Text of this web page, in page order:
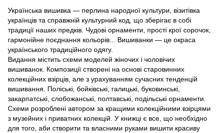
Українська вишивка — перлина народної культури, візитівка
українців та справжній культурний код, що зберігає в собі
традиції наших предків. Чудові орнаменти, прості крої сорочок,
гармонійне поєднання кольорів... Вишиванки — це окраса
українського традиційного одягу.
Видання містить схеми моделей жіночих і чоловічих
вишиванок. Композиції створені на основі старовинних
колекційних взірців, але з урахуванням сучасних тенденцій
вишивання. Поліські, бойківські, галицькі, буковинські,
закарпатські, слобожанські, полтавські, подільські орнаменти.
Схеми розроблені автором за кращими колекційними взірцями
з музейних і приватних колекцій. У книжці є все, що необхідно
для того, аби створити та власними руками вишити красиву